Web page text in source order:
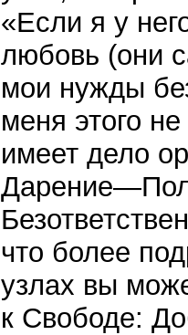
«Если я у
любовь (они
мои нужды
меня этого
имеет дело
что более
узлах вы
к Свободе: